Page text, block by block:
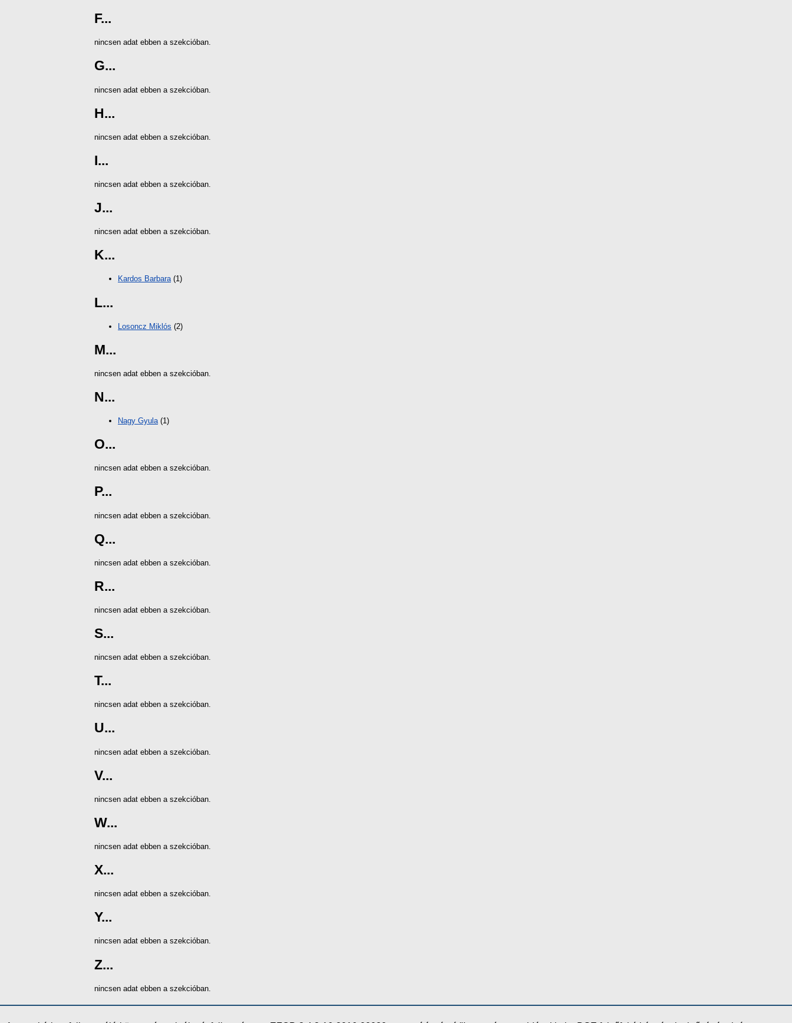
F...
nincsen adat ebben a szekcióban.
G...
nincsen adat ebben a szekcióban.
H...
nincsen adat ebben a szekcióban.
I...
nincsen adat ebben a szekcióban.
J...
nincsen adat ebben a szekcióban.
K...
Kardos Barbara(1)
L...
Losoncz Miklós (2)
M...
nincsen adat ebben a szekcióban.
N...
Nagy Gyula(1)
O...
nincsen adat ebben a szekcióban.
P...
nincsen adat ebben a szekcióban.
Q...
nincsen adat ebben a szekcióban.
R...
nincsen adat ebben a szekcióban.
S...
nincsen adat ebben a szekcióban.
T...
nincsen adat ebben a szekcióban.
U...
nincsen adat ebben a szekcióban.
V...
nincsen adat ebben a szekcióban.
W...
nincsen adat ebben a szekcióban.
X...
nincsen adat ebben a szekcióban.
Y...
nincsen adat ebben a szekcióban.
Z...
nincsen adat ebben a szekcióban.